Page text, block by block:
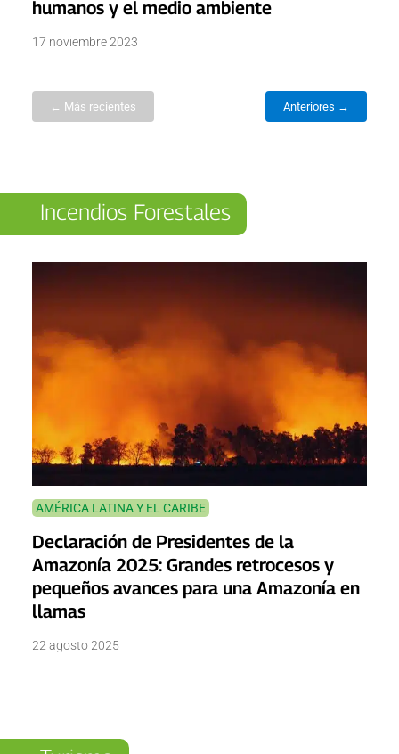
humanos y el medio ambiente
17 noviembre 2023
← Más recientes Anteriores →
Incendios Forestales
AMÉRICA LATINA Y EL CARIBE
Declaración de Presidentes de la
Amazonía 2025: Grandes retrocesos y
pequeños avances para una Amazonía en
llamas
22 agosto 2025